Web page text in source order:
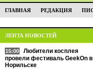
ГЛАВНАЯ РЕДАКЦИЯ
ЛЕНТА НОВОСТЕЙ
15:00
Любители косплея
провели фестиваль GeekOn в
Норильске